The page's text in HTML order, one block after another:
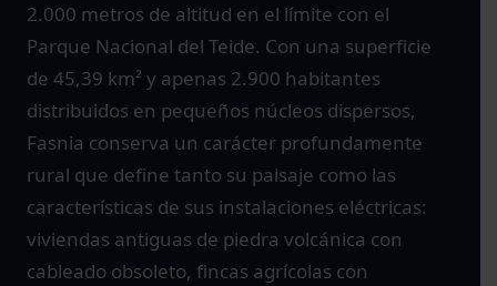
2.000 metros de altitud en el límite con el
Parque Nacional del Teide. Con una superficie
de 45,39 km² y apenas 2.900 habitantes
distribuidos en pequeños núcleos dispersos,
Fasnia conserva un carácter profundamente
rural que define tanto su paisaje como las
características de sus instalaciones eléctricas:
viviendas antiguas de piedra volcánica con
cableado obsoleto, fincas agrícolas con